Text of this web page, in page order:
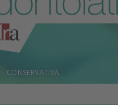
- CONSERVATIVA